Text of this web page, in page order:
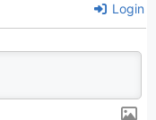
Login